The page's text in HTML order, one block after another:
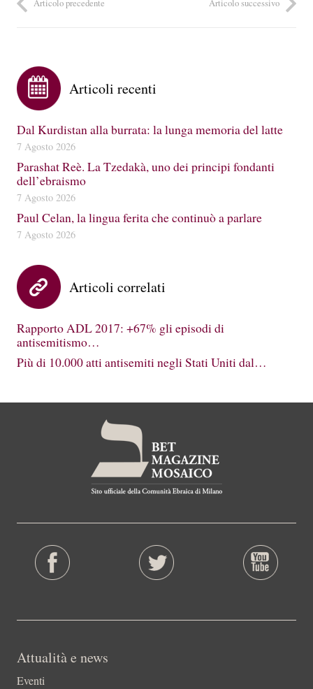
Articolo precedente Articolo successivo
Articoli recenti
Dal Kurdistan alla burrata: la lunga memoria del latte
7 Agosto 2026
Parashat Reè. La Tzedakà, uno dei principi fondanti
dell’ebraismo
7 Agosto 2026
Paul Celan, la lingua ferita che continuò a parlare
7 Agosto 2026
Articoli correlati
Rapporto ADL 2017: +67% gli episodi di
antisemitismo…
Più di 10.000 atti antisemiti negli Stati Uniti dal…
Attualità e news
Eventi